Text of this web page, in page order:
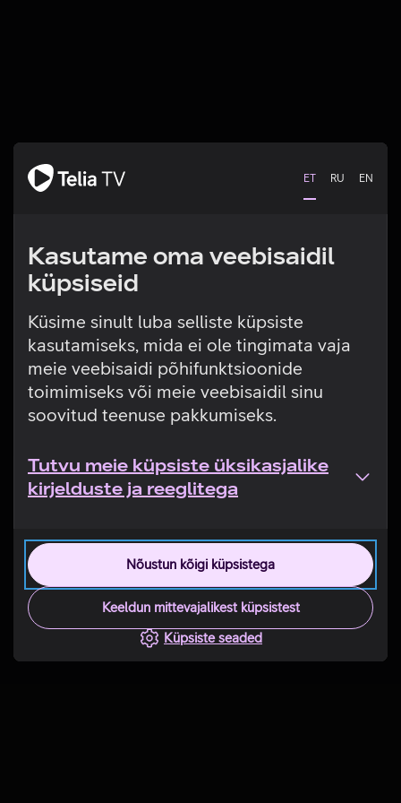
ET RU EN
Kasutame oma veebisaidil
küpsiseid
Küsime sinult luba selliste küpsiste
kasutamiseks, mida ei ole tingimata vaja
meie veebisaidi põhifunktsioonide
toimimiseks või meie veebisaidil sinu
soovitud teenuse pakkumiseks.
Tutvu meie küpsiste üksikasjalike
kirjelduste ja reeglitega
Nõustun kõigi küpsistega
Keeldun mittevajalikest küpsistest
Küpsiste seaded
Tehniline viga